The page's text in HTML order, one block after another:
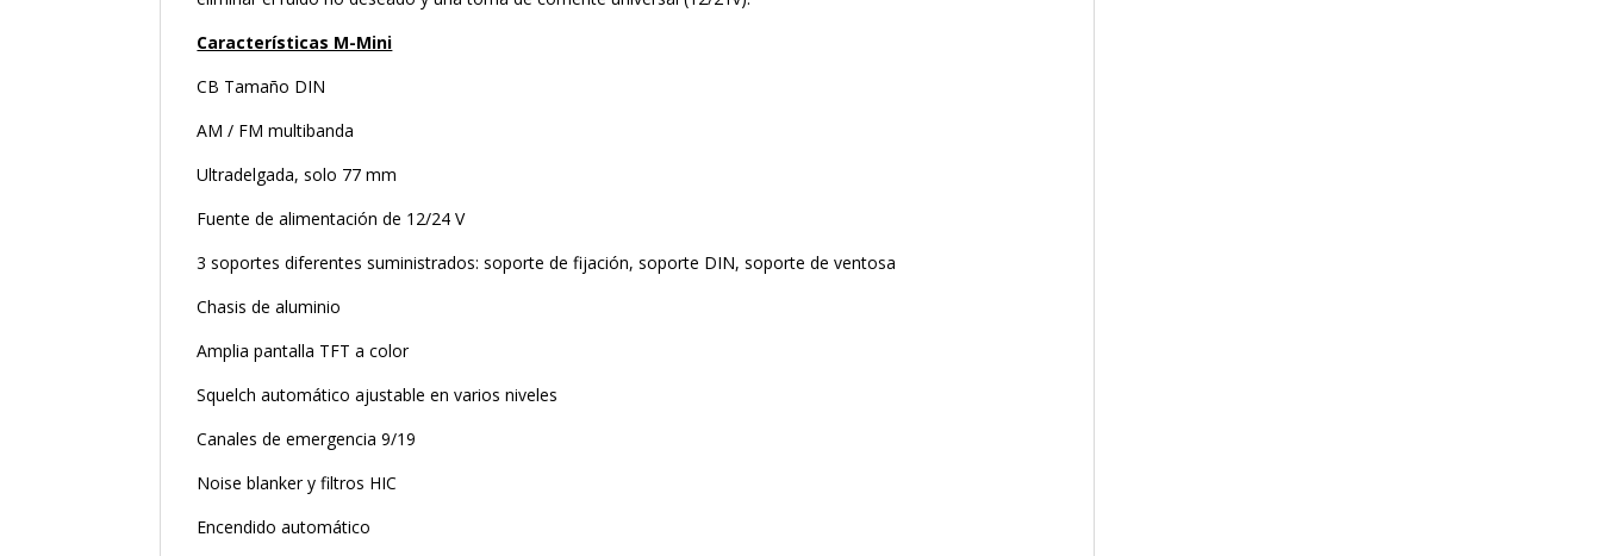
Características M-Mini
CB Tamaño DIN
AM / FM multibanda
Ultradelgada, solo 77 mm
Fuente de alimentación de 12/24 V
3 soportes diferentes suministrados: soporte de fijación, soporte DIN, soporte de ventosa
Chasis de aluminio
Amplia pantalla TFT a color
Squelch automático ajustable en varios niveles
Canales de emergencia 9/19
Noise blanker y filtros HIC
Encendido automático